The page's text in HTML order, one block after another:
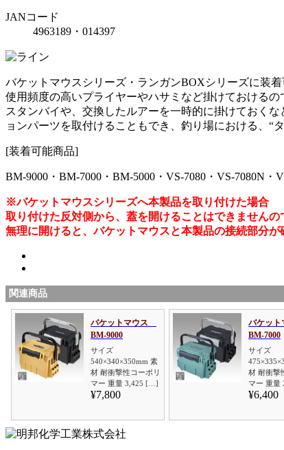
JANコード
4963189・014397
バケットマウスシリーズ・ランガンBOXシリーズに装着
使用頻度の高いプライヤーやハサミなど掛けておける
スタンバイや、交換したルアーを一時的に掛けておく
ョンパーツを取付けることもでき、釣り場における、“
[装着可能商品]
BM-9000・BM-7000・BM-5000・VS-7080・VS-7080N・
※バケットマウスシリーズへ本製品を取り付けた場合
取り付けた反対側から、蓋を開けることはできませんの
無理に開けると、バケットマウスと本製品の接続部分が
関連商品
バケットマウス
BM-9000
サイズ
540×340×350mm 素
材 耐衝撃性コーポリ
マー 重量 3,425 […]
¥7,800
バケッ
BM-7000
サイズ
材 耐衝撃
マー 重
¥6,400